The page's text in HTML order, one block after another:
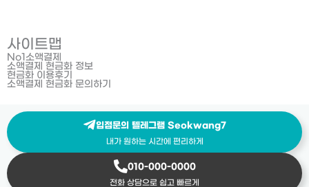
사이트맵
No1소액결제
소액결제 현금화 정보
현금화 이용후기
소액결제 현금화 문의하기
입점문의 텔레그램 Seokwang7
내가 원하는 시간에 편리하게
010-000-0000
전화 상담으로 쉽고 빠르게